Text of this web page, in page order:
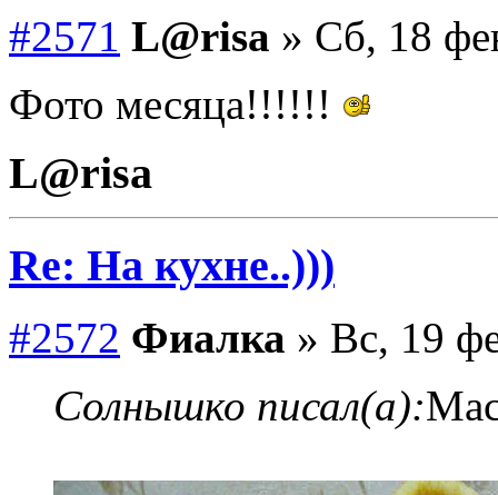
#2571 L@risa » Сб, 18
Фото месяца!!!!!!
L@risa
Re: На кухне..)))
#2572 Фиалка » Вс, 19
Солнышко писал(а):